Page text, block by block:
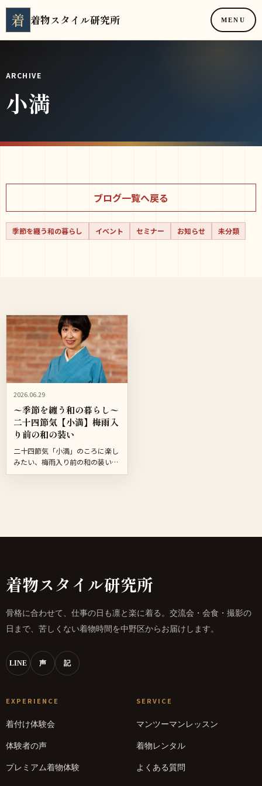
着 着物スタイル研究所 MENU
ARCHIVE
小満
ブログ一覧へ戻る
季節を纏う和の暮らし イベント セミナー お知らせ 未分類
2026.06.29
〜季節を纏う和の暮らし〜
二十四節気【小満】梅雨入
り前の和の装い
二十四節気「小満」のころに楽し
みたい、梅雨入り前の和の装い。
季節の空気、色、素材感を文章で
着物スタイル研究所
骨格に合わせて、仕事の日も凛と楽に着る。交流会・会食・撮影の
日まで、苦しくない着物時間を中野区からお届けします。
LINE 声 記
EXPERIENCE
着付け体験会
体験者の声
プレミアム着物体験
SERVICE
マンツーマンレッスン
着物レンタル
よくある質問